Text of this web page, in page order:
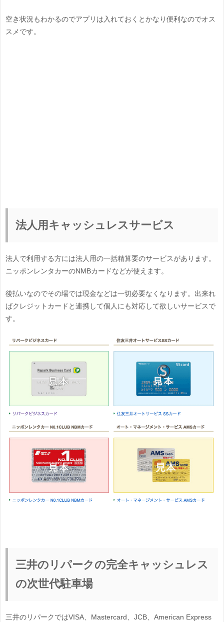
空き状況もわかるのでアプリは入れておくとかなり便利なのでオス
スメです。
法人用キャッシュレスサービス
法人で利用する方には法人用の一括精算要のサービスがあります。
ニッポンレンタカーのNMBカードなどが使えます。
後払いなのでその場では現金などは一切必要なくなります。出来れ
ばクレジットカードと連携して個人にも対応して欲しいサービスで
す。
三井のリパークの完全キャッシュレス
の次世代駐車場
三井のリパークではVISA、Mastercard、JCB、American Express